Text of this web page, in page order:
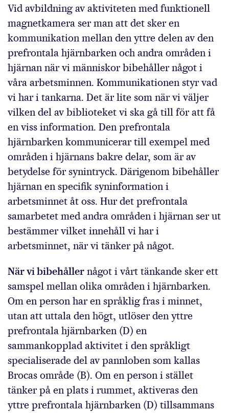
Vid avbildning av aktiviteten med funktionell
magnetkamera ser man att det sker en
kommunikation mellan den yttre delen av den
prefrontala hjärnbarken och andra områden i
hjärnan när vi människor bibehåller något i
våra arbetsminnen. Kommunikationen styr vad
vi har i tankarna. Det är lite som när vi väljer
vilken del av biblioteket vi ska gå till för att få
en viss information. Den prefrontala
hjärnbarken kommunicerar till exempel med
områden i hjärnans bakre delar, som är av
betydelse för synintryck. Därigenom bibehåller
hjärnan en specifik syninformation i
arbetsminnet åt oss. Hur det prefrontala
samarbetet med andra områden i hjärnan ser ut
bestämmer vilket innehåll vi har i
arbetsminnet, när vi tänker på något.
När vi bibehåller något i vårt tänkande sker ett
samspel mellan olika områden i hjärnbarken.
Om en person har en språklig fras i minnet,
utan att uttala den högt, utlöser den yttre
prefrontala hjärnbarken (D) en
sammankopplad aktivitet i den språkligt
specialiserade del av pannloben som kallas
Brocas område (B). Om en person i stället
tänker på en plats i rummet, aktiveras den
yttre prefrontala hjärnbarken (D) tillsammans